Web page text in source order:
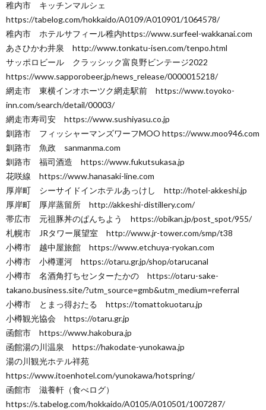
稚内市 キッチンマルシェ
https://tabelog.com/hokkaido/A0109/A010901/1064578/
稚内市 ホテルサフィール稚内https://www.surfeel-wakkanai.com
あさひかわ井泉 http://www.tonkatu-isen.com/tenpo.html
サッポロビール クラッシック富良野ビンテージ2022
https://www.sapporobeer.jp/news_release/0000015218/
網走市 東横インオホーツク網走駅前 https://www.toyoko-
inn.com/search/detail/00003/
網走市寿司安 https://www.sushiyasu.co.jp
釧路市 フィッシャーマンズワーフMOO https://www.moo946.com
釧路市 魚政 sanmanma.com
釧路市 福司酒造 https://www.fukutsukasa.jp
花咲線 https://www.hanasaki-line.com
厚岸町 シーサイドインホテルあっけし http://hotel-akkeshi.jp
厚岸町 厚岸蒸留所 http://akkeshi-distillery.com/
帯広市 元祖豚丼のぱんちよう https://obikan.jp/post_spot/955/
札幌市 JRタワー展望室 http://www.jr-tower.com/smp/t38
小樽市 越中屋旅館 https://www.etchuya-ryokan.com
小樽市 小樽運河 https://otaru.gr.jp/shop/otarucanal
小樽市 名酒角打ちセンターたかの https://otaru-sake-
takano.business.site/?utm_source=gmb&utm_medium=referral
小樽市 とまっ得おたる https://tomattokuotaru.jp
小樽観光協会 https://otaru.gr.jp
函館市 https://www.hakobura.jp
函館湯の川温泉 https://hakodate-yunokawa.jp
湯の川観光ホテル祥苑
https://www.itoenhotel.com/yunokawa/hotspring/
函館市 滋養軒（食べログ）
https://s.tabelog.com/hokkaido/A0105/A010501/1007287/